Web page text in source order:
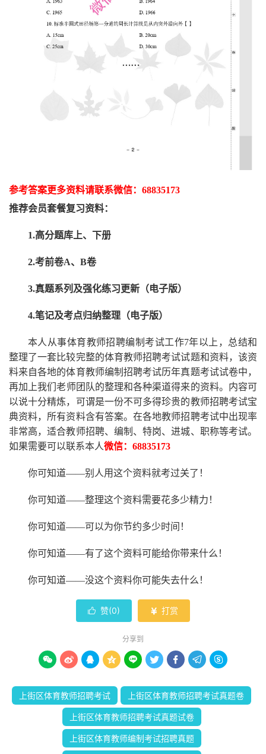
参考答案更多资料请联系微信： 68835173
推荐会员套餐复习资料：
1.高分题库上、下册
2.考前卷A、B卷
3.真题系列及强化练习更新（电子版）
4.笔记及考点归纳整理（电子版）
本人从事体育教师招聘编制考试工作7年以上，总结和
整理了一套比较完整的体育教师招聘考试试题和资料，该资
料来自各地的体育教师编制招聘考试历年真题考试试卷中，
再加上我们老师 团队的整理和各种渠道得来的资料。内容可
以说十分精炼，可谓是一份不可多得珍贵的教师招聘考试宝
典资料，所有资料含有答案。在各地教师招聘考试中出现率
非常高，适合教师招聘、编制、特岗、进城、职称等考试。
如果需要可以联系本人微信： 68835173
你可知道——别人用这个资料就考过关了！
你可知道——整理这个资料需要花多少精力 ！
你可知道——可以为你节约多少时间！
你可知道——有了这个资料可能给你带来什么！
你可知道——没这个资料你可能失去什么 ！
 赞(0)  打赏
分享到
        
上街区体育教师招聘考试 上街区体育教师招聘考试真题卷
上街区体育教师招聘考试真题试卷
上街区体育教师编制考试招聘真题